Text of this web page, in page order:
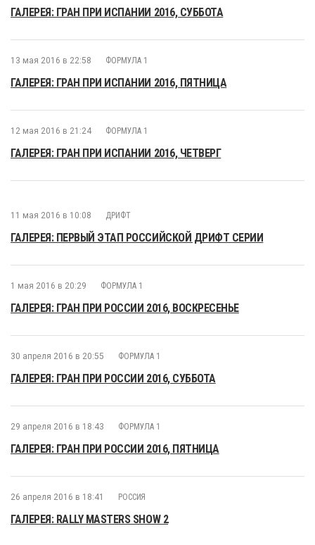
ГАЛЕРЕЯ: ГРАН ПРИ ИСПАНИИ 2016, СУББОТА
13 мая 2016 в 22:58 ФОРМУЛА 1
ГАЛЕРЕЯ: ГРАН ПРИ ИСПАНИИ 2016, ПЯТНИЦА
12 мая 2016 в 21:24 ФОРМУЛА 1
ГАЛЕРЕЯ: ГРАН ПРИ ИСПАНИИ 2016, ЧЕТВЕРГ
11 мая 2016 в 10:08 ДРИФТ
ГАЛЕРЕЯ: ПЕРВЫЙ ЭТАП РОССИЙСКОЙ ДРИФТ СЕРИИ
1 мая 2016 в 20:29 ФОРМУЛА 1
ГАЛЕРЕЯ: ГРАН ПРИ РОССИИ 2016, ВОСКРЕСЕНЬЕ
30 апреля 2016 в 20:55 ФОРМУЛА 1
ГАЛЕРЕЯ: ГРАН ПРИ РОССИИ 2016, СУББОТА
29 апреля 2016 в 18:43 ФОРМУЛА 1
ГАЛЕРЕЯ: ГРАН ПРИ РОССИИ 2016, ПЯТНИЦА
26 апреля 2016 в 18:41 РОССИЯ
ГАЛЕРЕЯ: RALLY MASTERS SHOW 2